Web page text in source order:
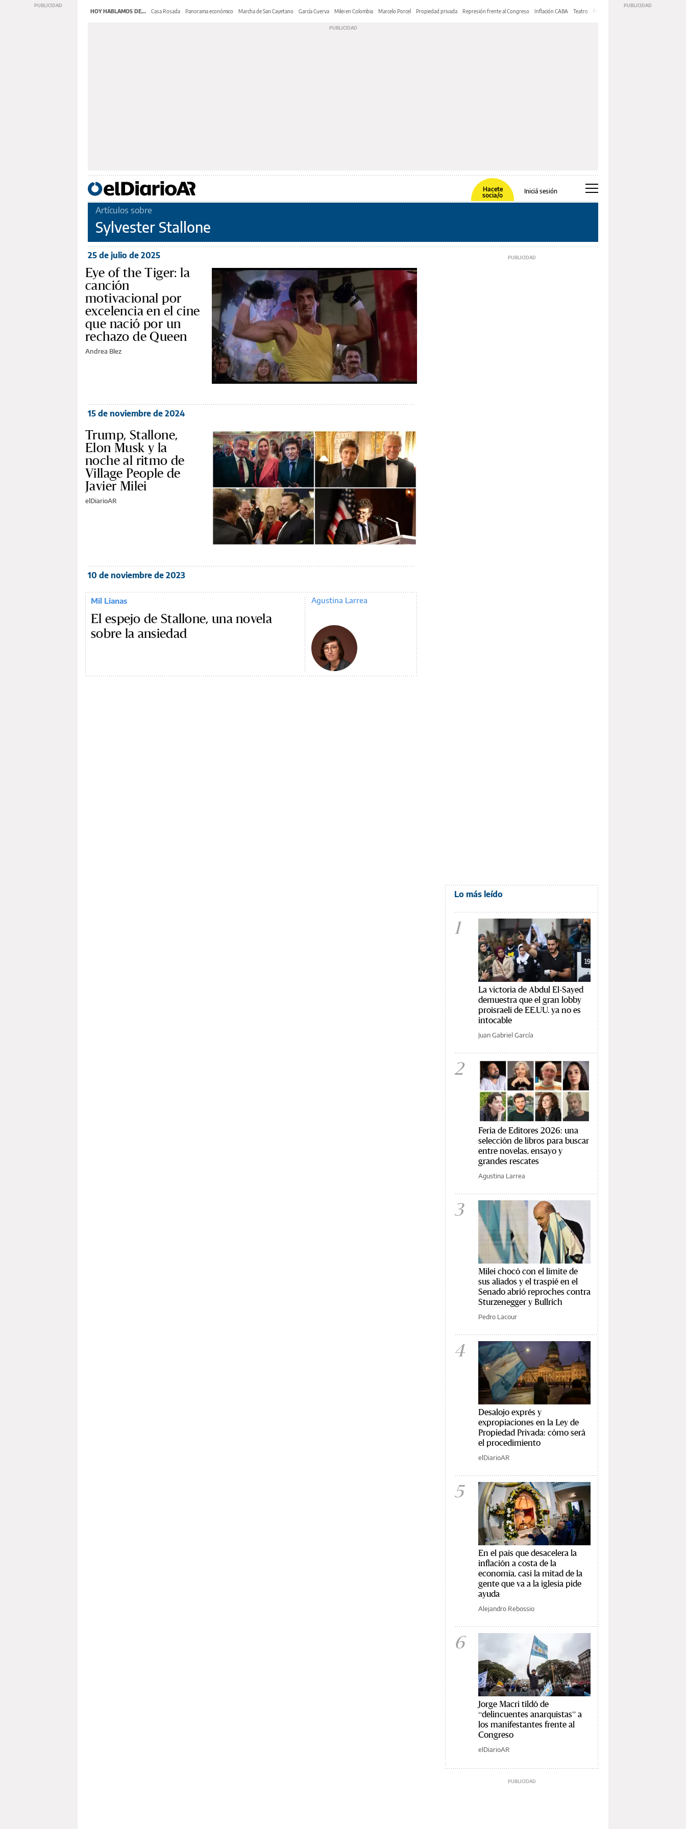
HOY HABLAMOS DE... Casa Rosada Panorama económico Marcha de San Cayetano García Cuerva Milei en Colombia Marcelo Porcel Propiedad privada Represión frente al Congreso Inflación CABA Teatro Feria de Editores
Hacete
socia/o
Iniciá sesión
Artículos sobre
Sylvester Stallone
25 de julio de 2025
Eye of the Tiger: la
canción
motivacional por
excelencia en el cine
que nació por un
rechazo de Queen
Andrea Blez
15 de noviembre de 2024
Trump, Stallone,
Elon Musk y la
noche al ritmo de
Village People de
Javier Milei
elDiarioAR
10 de noviembre de 2023
Mil Lianas
El espejo de Stallone, una novela
sobre la ansiedad
Agustina Larrea
Lo más leído
1
La victoria de Abdul El-Sayed
demuestra que el gran lobby
proisraelí de EE.UU. ya no es
intocable
Juan Gabriel García
2
Feria de Editores 2026: una
selección de libros para buscar
entre novelas, ensayo y
grandes rescates
Agustina Larrea
3
Milei chocó con el límite de
sus aliados y el traspié en el
Senado abrió reproches contra
Sturzenegger y Bullrich
Pedro Lacour
4
Desalojo exprés y
expropiaciones en la Ley de
Propiedad Privada: cómo será
el procedimiento
elDiarioAR
5
En el país que desacelera la
inflación a costa de la
economía, casi la mitad de la
gente que va a la iglesia pide
ayuda
Alejandro Rebossio
6
Jorge Macri tildó de
“delincuentes anarquistas” a
los manifestantes frente al
Congreso
elDiarioAR